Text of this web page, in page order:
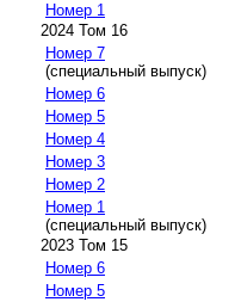
Номер 1
2024 Том 16
Номер 7
(специальный выпуск)
Номер 6
Номер 5
Номер 4
Номер 3
Номер 2
Номер 1
(специальный выпуск)
2023 Том 15
Номер 6
Номер 5